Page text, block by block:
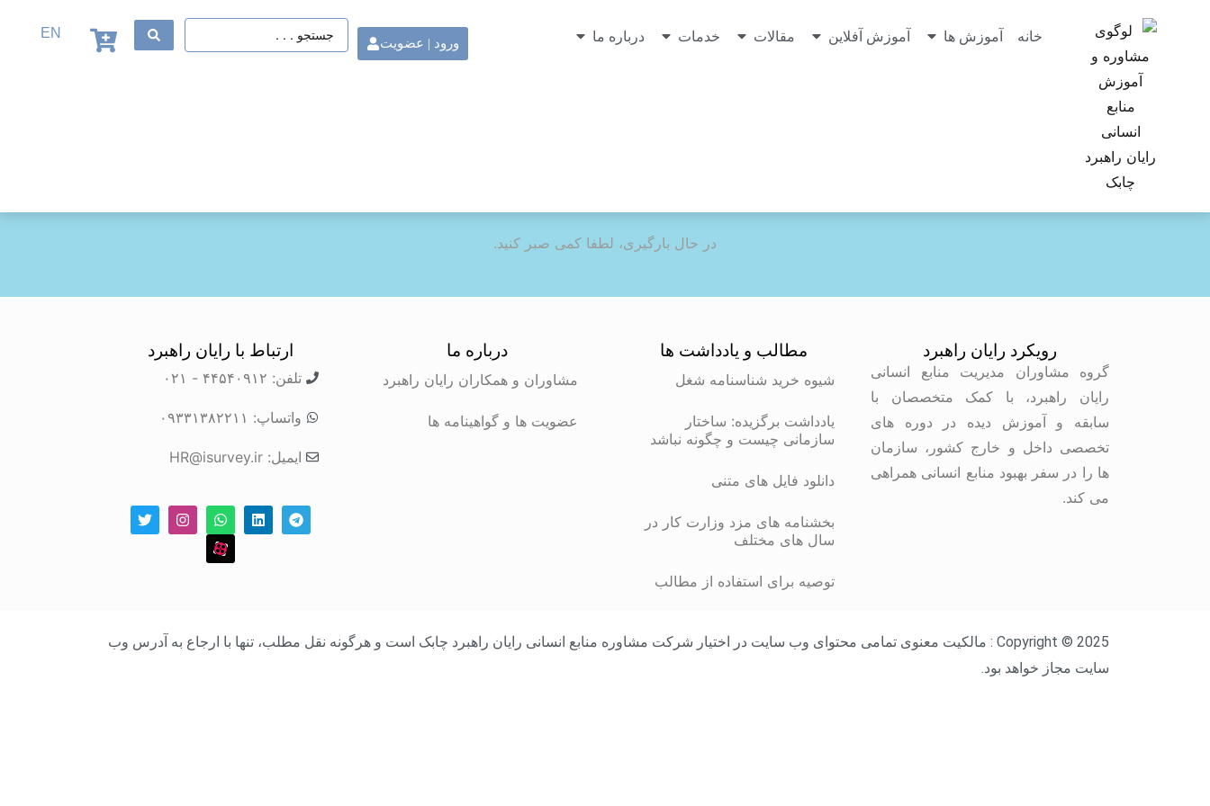
خانه آموزش ها آموزش آفلاین مقالات خدمات درباره ما ورود | عضویت
EN
در حال بارگیری، لطفا کمی صبر کنید.
رویکرد رایان راهبرد
گروه مشاوران مدیریت منابع انسانی
رایان راهبرد، با کمک متخصصان با
سابقه و آموزش دیده در دوره های
تخصصی داخل و خارج کشور، سازمان
ها را در سفر بهبود منابع انسانی همراهی
می کند.
مطالب و یادداشت ها
شیوه خرید شناسنامه شغل
یادداشت برگزیده: ساختار
سازمانی چیست و چگونه نباشد
دانلود فایل های متنی
بخشنامه های مزد وزارت کار در
سال های مختلف
توصیه برای استفاده از مطالب
درباره ما
مشاوران و همکاران رایان راهبرد
عضویت ها و گواهینامه ها
ارتباط با رایان راهبرد
تلفن: ۴۴۵۴۰۹۱۲ - ۰۲۱
واتساپ: ۰۹۳۳۱۳۸۲۲۱۱
ایمیل: HR@isurvey.ir
Copyright © 2025 : مالکیت معنوی تمامی محتوای وب سایت در اختیار شرکت مشاوره منابع انسانی رایان راهبرد چابک است و هرگونه نقل مطلب، تنها با ارجاع به آدرس وب
سایت مجاز خواهد بود.